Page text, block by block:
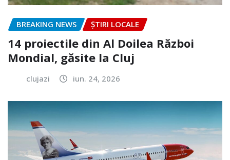
BREAKING NEWS ȘTIRI LOCALE
14 proiectile din Al Doilea Război
Mondial, găsite la Cluj
clujazi iun. 24, 2026